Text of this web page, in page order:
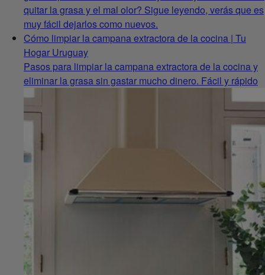
quitar la grasa y el mal olor? Sigue leyendo, verás que es
muy fácil dejarlos como nuevos.
Cómo limpiar la campana extractora de la cocina | Tu
Hogar Uruguay
Pasos para limpiar la campana extractora de la cocina y
eliminar la grasa sin gastar mucho dinero. Fácil y rápido